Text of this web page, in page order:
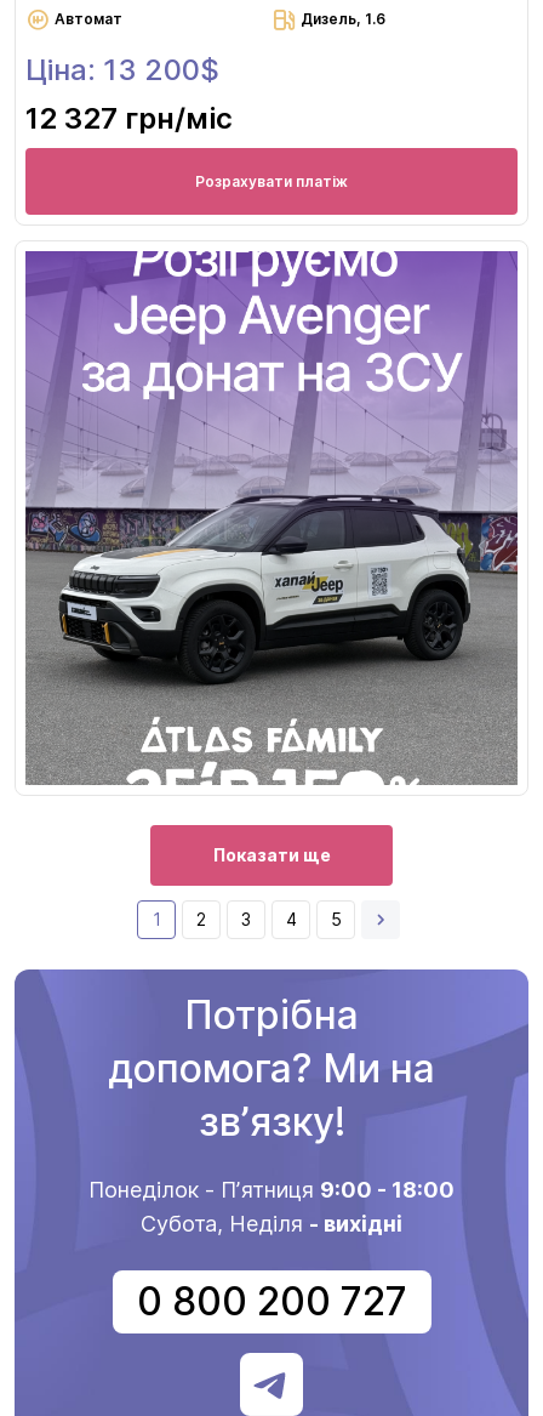
Автомат Дизель, 1.6
Ціна: 13 200$
12 327 грн/міс
Розрахувати платіж
Показати ще
1 2 3 4 5
Потрібна
допомога? Ми на
звʼязку!
Понеділок - Пʼятниця 9:00 - 18:00
Субота, Неділя - вихідні
0 800 200 727